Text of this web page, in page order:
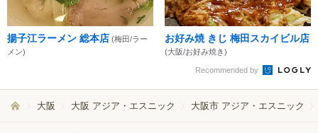
揚子江ラーメン 総本店 (梅田/ラー
メン)
お好み焼 きじ 梅田スカイビル店
(大阪/お好み焼き)
Recommended by
大阪 大阪 アジア・エスニック 大阪市 アジア・エスニック